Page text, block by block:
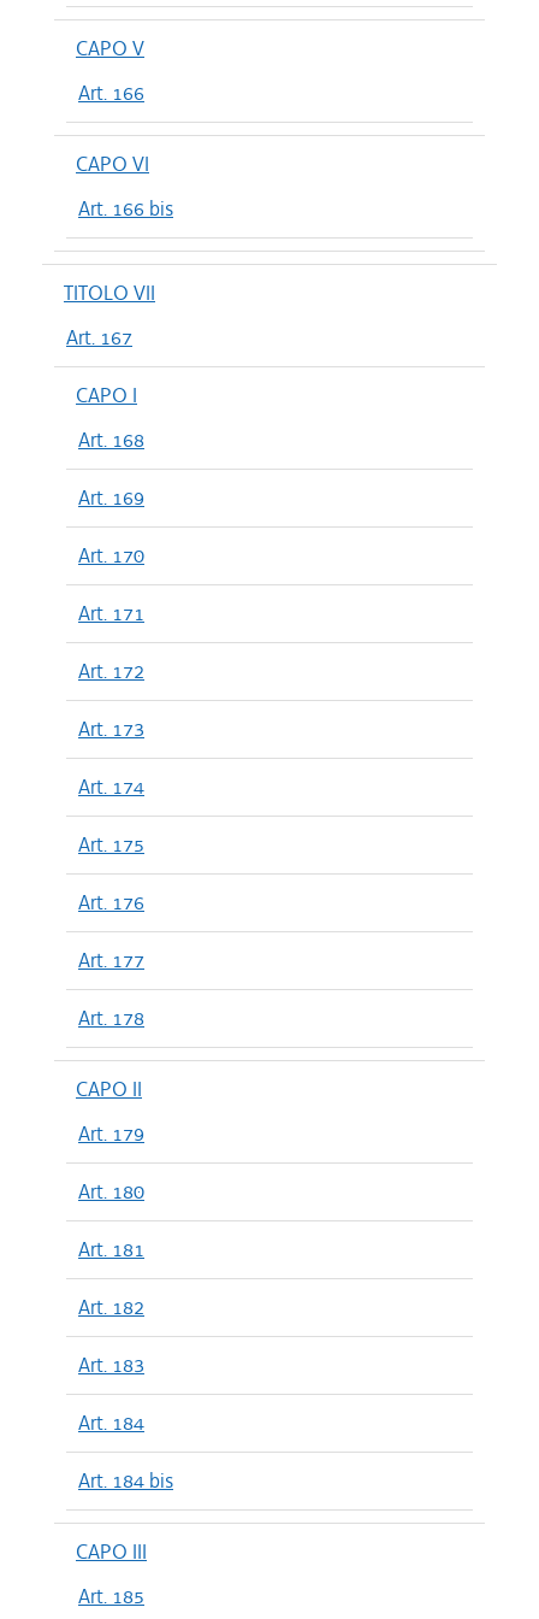
CAPO V
Art. 166
CAPO VI
Art. 166 bis
TITOLO VII
Art. 167
CAPO I
Art. 168
Art. 169
Art. 170
Art. 171
Art. 172
Art. 173
Art. 174
Art. 175
Art. 176
Art. 177
Art. 178
CAPO II
Art. 179
Art. 180
Art. 181
Art. 182
Art. 183
Art. 184
Art. 184 bis
CAPO III
Art. 185